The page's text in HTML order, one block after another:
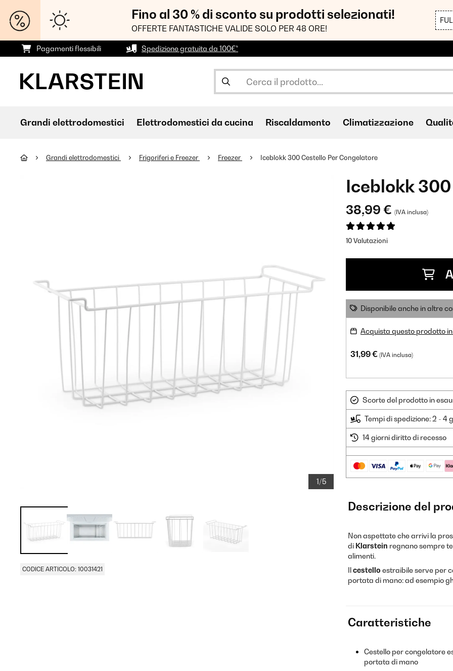
Fino al 30 % di sconto su prodotti selezionati!
OFFERTE FANTASTICHE VALIDE SOLO PER 48 ORE!
Pagamenti flessibili Spedizione gratuita da 100€*
Grandi elettrodomestici Elettrodomestici da cucina Riscaldamento Climatizzazione
Grandi elettrodomestici Frigoriferi e Freezer Freezer Iceblokk 300 Cestello Per Congelatore
1/5
CODICE ARTICOLO: 10031421
Iceblokk
38,99 € (IVA inclusa)
10 Valutazioni
Disponibile anche in altre
Acquista questo prodotto
31,99 € (IVA inclusa)
Scorte del prodotto in
Tempi di spedizione: 2 - 4
14 giorni diritto di recesso
Descrizione del
Non aspettate che arrivi la
di Klarstein regnano sempre
alimenti.
Ilcestello estraibile serve per
portata di mano: ad esempio
Caratteristiche
Cestello per congelatore
portata di mano